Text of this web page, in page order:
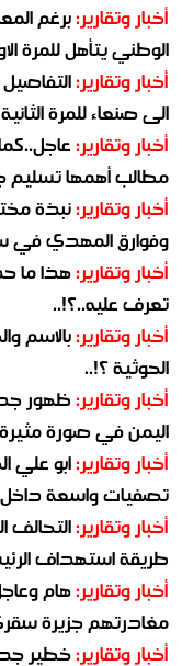
أخبار وتقارير:برغم
الوطني يتأهل للمرة
أخبار وتقارير:
الى صنعاء للمرة الثانية
أخبار وتقارير:
مطالب أهمها تسليم
أخبار وتقارير:نبذة
وفوارق المهدي في
أخبار وتقارير:هذا ما
تعرف عليه..؟!..
أخبار وتقارير:بالاسم
الحوثية ؟!..
أخبار وتقارير:ظهور
اليمن في صورة
أخبار وتقارير:ابو علي
تصفيات واسعة داخل
أخبار وتقارير:
طريقة استهداف
أخبار وتقارير:هام
مغادرتهم جزيرة
أخبار وتقارير:خطير